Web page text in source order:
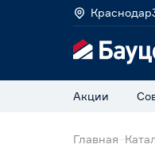
Краснодар
Акции
Главная